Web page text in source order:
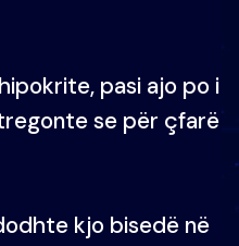
pasi ajo po i
se për çfarë
kjo bisedë në